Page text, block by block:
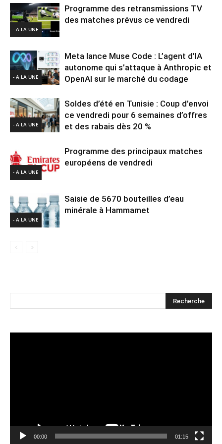
- A LA UNE
Programme des retransmissions TV
des matches prévus ce vendredi
- A LA UNE
Meta lance Muse Code : L’agent d’IA
autonome qui s’attaque à Anthropic et
OpenAI sur le marché du codage
- A LA UNE
Soldes d’été en Tunisie : Coup d’envoi
ce vendredi pour 6 semaines d’offres
et des rabais dès 20 %
- A LA UNE
Programme des principaux matches
européens de vendredi
- A LA UNE
Saisie de 5670 bouteilles d’eau
minérale à Hammamet
00:00 01:15